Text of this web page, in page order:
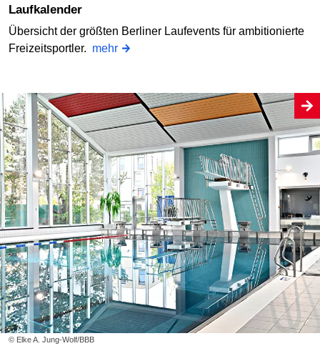
Laufkalender
Übersicht der größten Berliner Laufevents für ambitionierte
Freizeitsportler. mehr
© Elke A. Jung-Wolf/BBB